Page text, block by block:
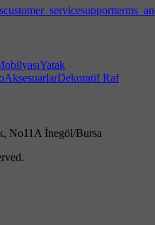
customer_servicesupport
Yatak
AksesuarlarDekoratif Raf
No11A İnegöl/Bursa